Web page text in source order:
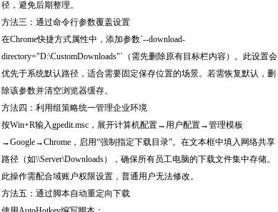
径，避免后期整理。
方法三：通过命令行参数覆盖设置
在Chrome快捷方式属性中，添加参数`--download-
directory="D:\CustomDownloads"`（需先删除原有目标栏内容）。此设置会
优先于系统默认路径，适合需要固定保存位置的场景。若需恢复默认，删
除该参数并清空浏览器缓存。
方法四：利用组策略统一管理企业环境
按Win+R输入gpedit.msc，展开计算机配置→用户配置→管理模板
→Google→Chrome，启用“强制指定下载目录”。在文本框中填入网络共享
路径（如\\Server\Downloads），确保所有员工电脑的下载文件集中存储。
此操作需配合域账户权限设置，普通用户无法修改。
方法五：通过脚本自动重定向下载